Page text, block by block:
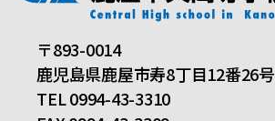
〒893-0014
鹿児島県鹿屋市寿8丁目12番26号
TEL 0994-43-3310